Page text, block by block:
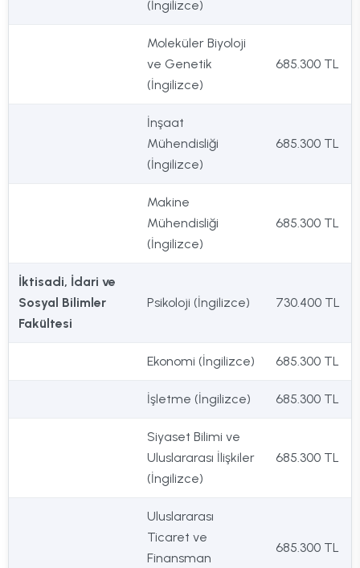
(İngilizce)
Moleküler Biyoloji
ve Genetik
(İngilizce)
685.300 TL
İnşaat
Mühendisliği
(İngilizce)
685.300 TL
Makine
Mühendisliği
(İngilizce)
685.300 TL
İktisadi, İdari ve
Sosyal Bilimler
Fakültesi
Psikoloji (İngilizce) 730.400 TL
Ekonomi (İngilizce) 685.300 TL
İşletme (İngilizce) 685.300 TL
Siyaset Bilimi ve
Uluslararası İlişkiler
(İngilizce)
685.300 TL
Uluslararası
Ticaret ve
Finansman
685.300 TL